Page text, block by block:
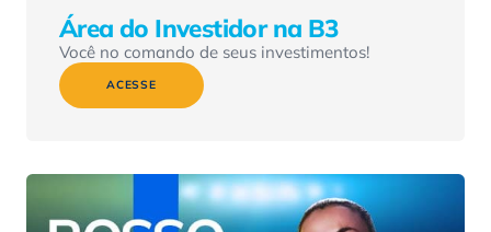
Área do Investidor na B3
Você no comando de seus investimentos!
ACESSE